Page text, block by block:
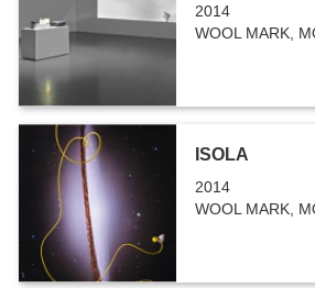
2014
WOOL MARK,
ISOLA
2014
WOOL MARK,